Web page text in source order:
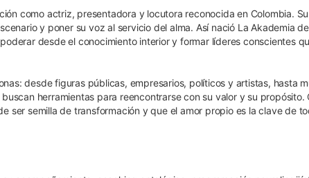
como actriz, presentadora y locutora reconocida en Colombia.
y poner su voz al servicio del alma. Así nació La Akademia
desde el conocimiento interior y formar líderes conscientes
desde figuras públicas, empresarios, políticos y artistas, hasta
herramientas para reencontrarse con su valor y su propósito.
ser semilla de transformación y que el amor propio es la clave de